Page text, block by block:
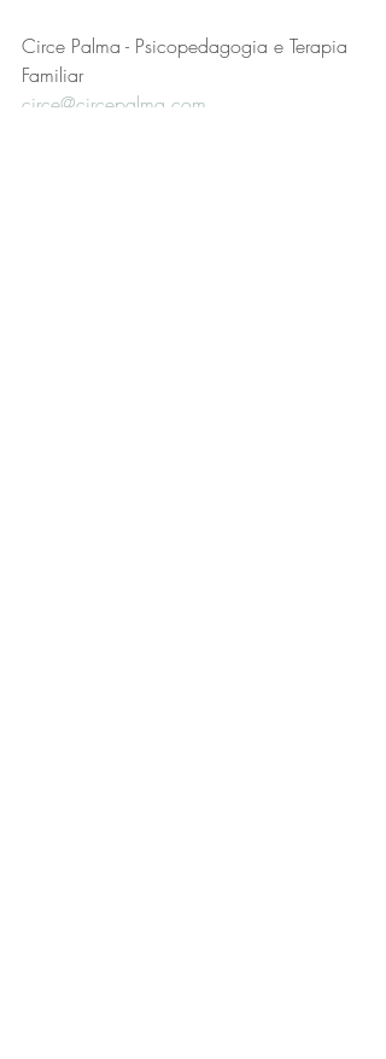
Circe Palma - Psicopedagogia e Terapia
Familiar
circe@circepalma.com